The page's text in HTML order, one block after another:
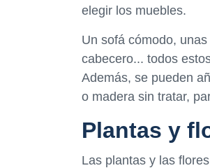
elegir los muebles.
Un sofá cómodo,
cabecero... todos
Además, se pueden
o madera sin tratar,
Plantas y
Las plantas y las